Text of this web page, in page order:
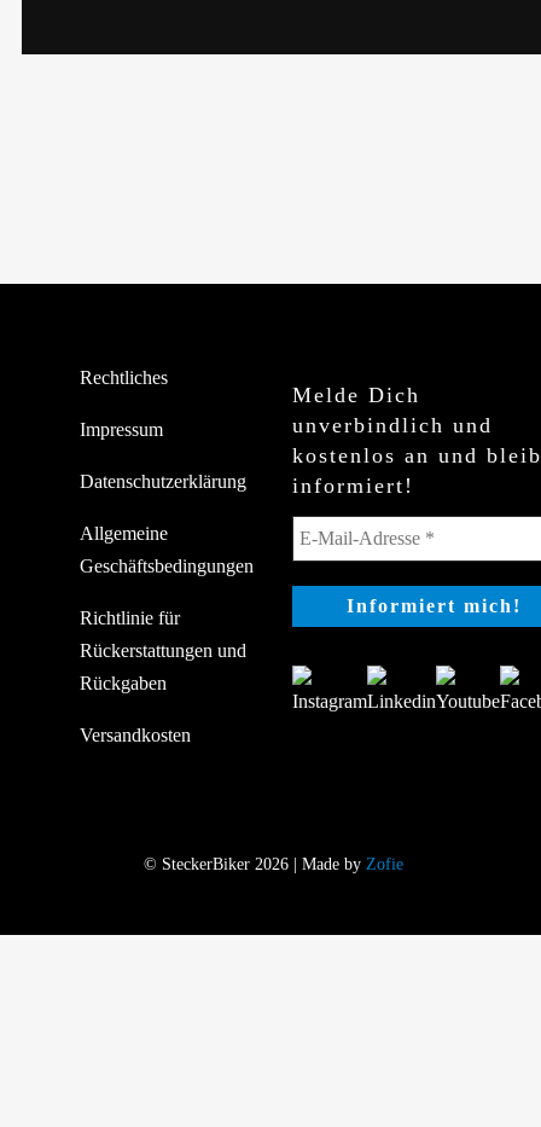
Rechtliches
Impressum
Datenschutzerklärung
Allgemeine
Geschäftsbedingungen
Richtlinie für
Rückerstattungen und
Rückgaben
Versandkosten
Melde Dich
unverbindlich und
kostenlos an und
informiert!
© SteckerBiker 2026 | Made by Zofie